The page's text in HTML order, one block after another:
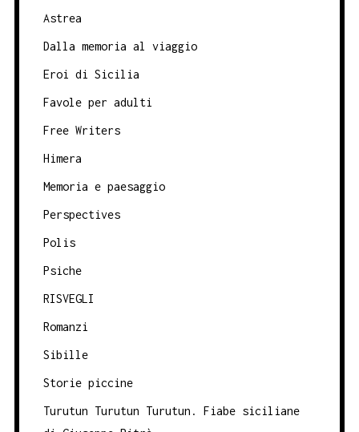
Astrea
Dalla memoria al viaggio
Eroi di Sicilia
Favole per adulti
Free Writers
Himera
Memoria e paesaggio
Perspectives
Polis
Psiche
RISVEGLI
Romanzi
Sibille
Storie piccine
Turutun Turutun Turutun. Fiabe siciliane